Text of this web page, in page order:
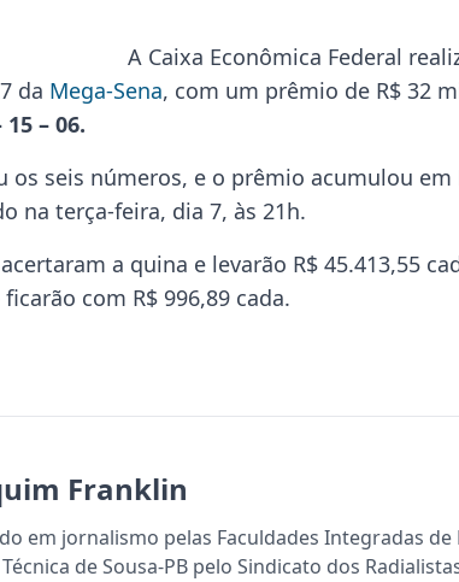
A Caixa Econômica Federal
da Mega-Sena, com um prêmio de R$ 32
15 – 06.
os seis números, e o prêmio acumulou em
na terça-feira, dia 7, às 21h.
a quina e levarão R$ 45.413,55
com R$ 996,89 cada.
Franklin
em jornalismo pelas Faculdades Integradas de
de Sousa-PB pelo Sindicato dos